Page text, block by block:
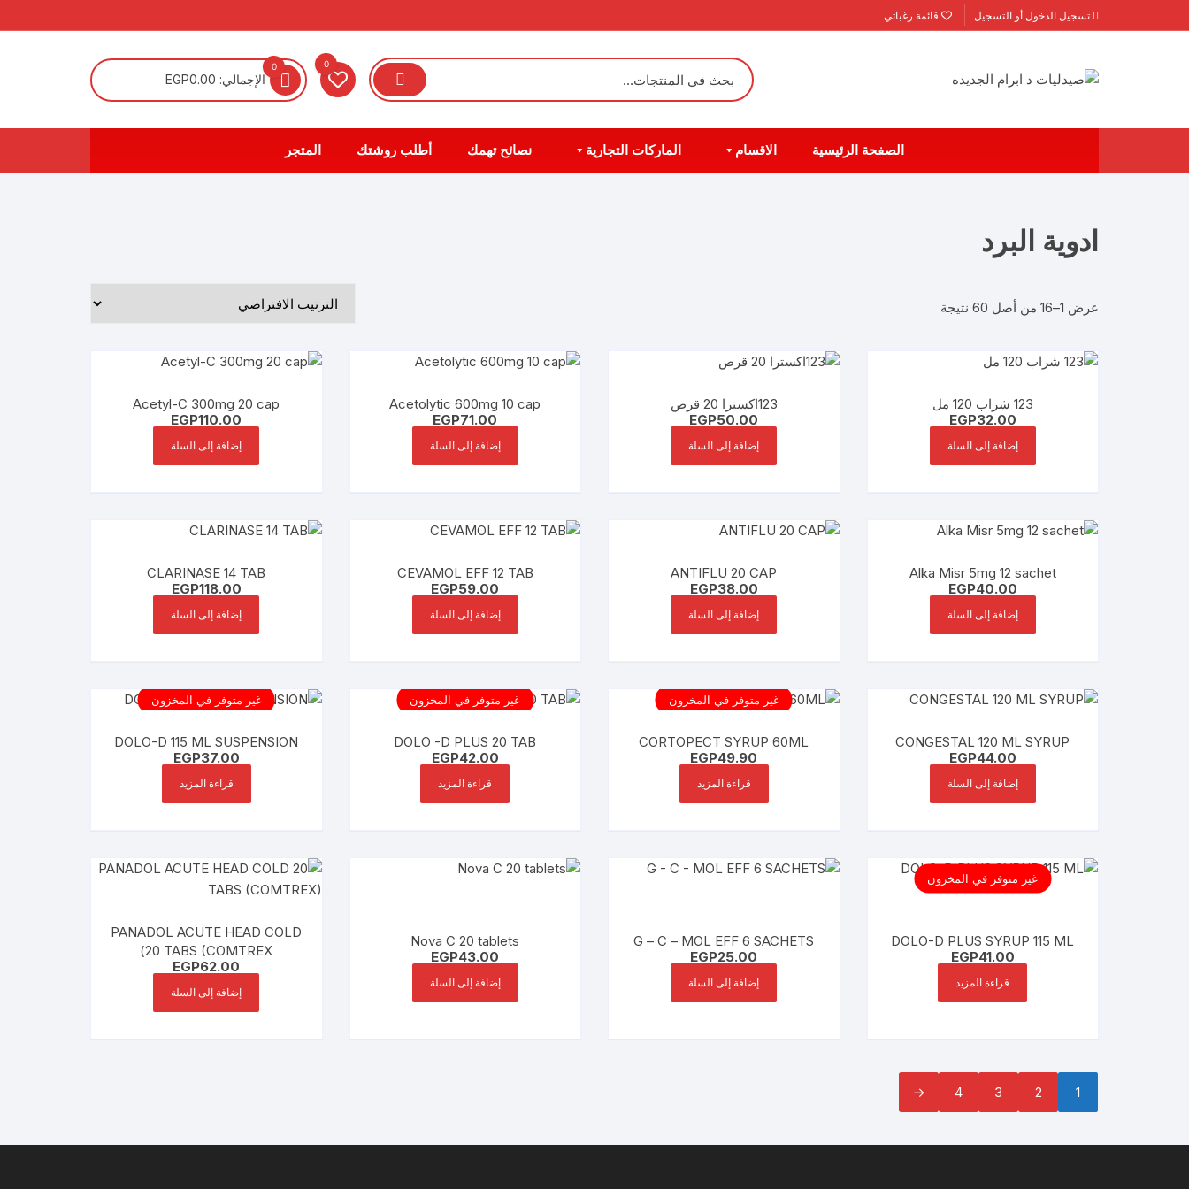
إلى
تسجيل الدخول أو التسجيل قائمة رغباتي
0
0
الإجمالي: EGP0.00
الصفحة الرئيسية الاقسام الماركات التجارية نصائح تهمك أطلب روشتك المتجر
ادوية البرد
عرض 1–16 من أصل 60 نتيجة
123 شراب 120 مل
EGP32.00
إضافة إلى السلة
123اكسترا 20 قرص
EGP50.00
إضافة إلى السلة
Acetolytic 600mg 10 cap
EGP71.00
إضافة إلى السلة
Acetyl-C 300mg 20 cap
EGP110.00
إضافة إلى السلة
Alka Misr 5mg 12 sachet
EGP40.00
إضافة إلى السلة
ANTIFLU 20 CAP
EGP38.00
إضافة إلى السلة
CEVAMOL EFF 12 TAB
EGP59.00
إضافة إلى السلة
CLARINASE 14 TAB
EGP118.00
إضافة إلى السلة
CONGESTAL 120 ML SYRUP
EGP44.00
إضافة إلى السلة
غير متوفر في المخزون
CORTOPECT SYRUP 60ML
EGP49.90
قراءة المزيد
غير متوفر في المخزون
DOLO -D PLUS 20 TAB
EGP42.00
قراءة المزيد
غير متوفر في المخزون
DOLO-D 115 ML SUSPENSION
EGP37.00
قراءة المزيد
غير متوفر في المخزون
DOLO-D PLUS SYRUP 115 ML
EGP41.00
قراءة المزيد
G – C – MOL EFF 6 SACHETS
EGP25.00
إضافة إلى السلة
Nova C 20 tablets
EGP43.00
إضافة إلى السلة
PANADOL ACUTE HEAD COLD
20 TABS (COMTREX)
EGP62.00
إضافة إلى السلة
1
2
3
4
←